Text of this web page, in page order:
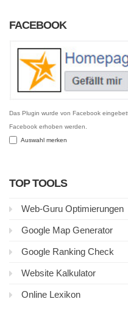
FACEBOOK
Das Plugin wurde von Facebook
Facebook erhoben werden.
Auswahl merken
TOP TOOLS
Web-Guru Optimierungen
Google Map Generator
Google Ranking Check
Website Kalkulator
Online Lexikon